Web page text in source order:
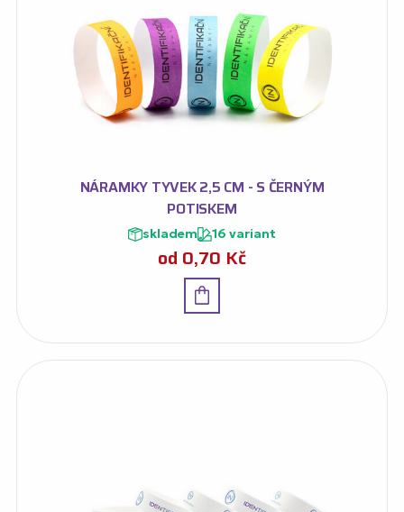
NÁRAMKY TYVEK 2,5 CM - S ČERNÝM
POTISKEM
skladem 16 variant
od 0,70 Kč
Detail